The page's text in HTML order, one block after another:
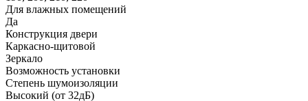
Для влажных помещений
Да
Конструкция двери
Каркасно-щитовой
Зеркало
Возможность установки
Степень шумоизоляции
Высокий (от 32дБ)